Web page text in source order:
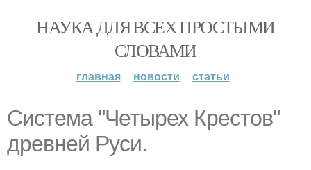
НАУКА ДЛЯ ВСЕХ ПРОСТЫМИ
СЛОВАМИ
главная новости статьи
Система "Четырех Крестов"
древней Руси.